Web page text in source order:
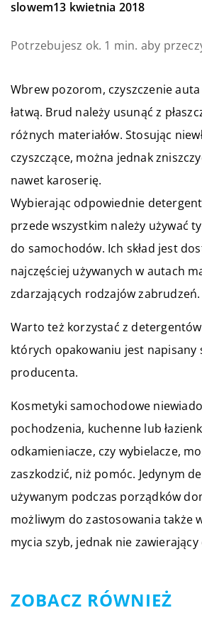
slowem13 kwietnia 2018
Potrzebujesz ok. 1 min. aby
Wbrew pozorom, czyszczenie
łatwą. Brud należy usunąć z
różnych materiałów. Stosując
czyszczące, można jednak
nawet karoserię.
Wybierając odpowiednie
przede wszystkim należy używać
do samochodów. Ich skład jest
najczęściej używanych w autach
zdarzających rodzajów zabrudzeń.
Warto też korzystać z
których opakowaniu jest napisany
producenta.
Kosmetyki samochodowe
pochodzenia, kuchenne lub
odkamieniacze, czy wybielacze,
zaszkodzić, niż pomóc. Jedynym
używanym podczas porządków
możliwym do zastosowania także
mycia szyb, jednak nie zawierający
ZOBACZ RÓWNIEŻ